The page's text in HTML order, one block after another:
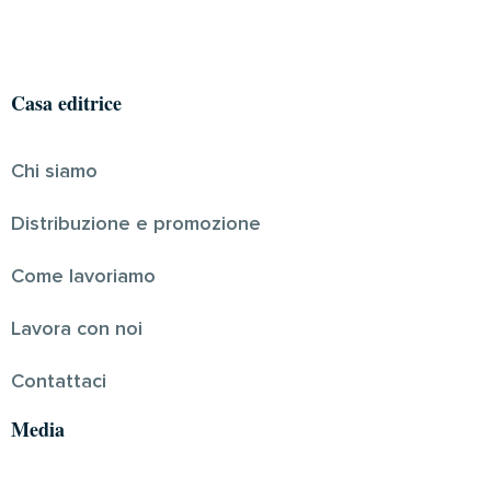
Casa editrice
Chi siamo
Distribuzione e promozione
Come lavoriamo
Lavora con noi
Contattaci
Media